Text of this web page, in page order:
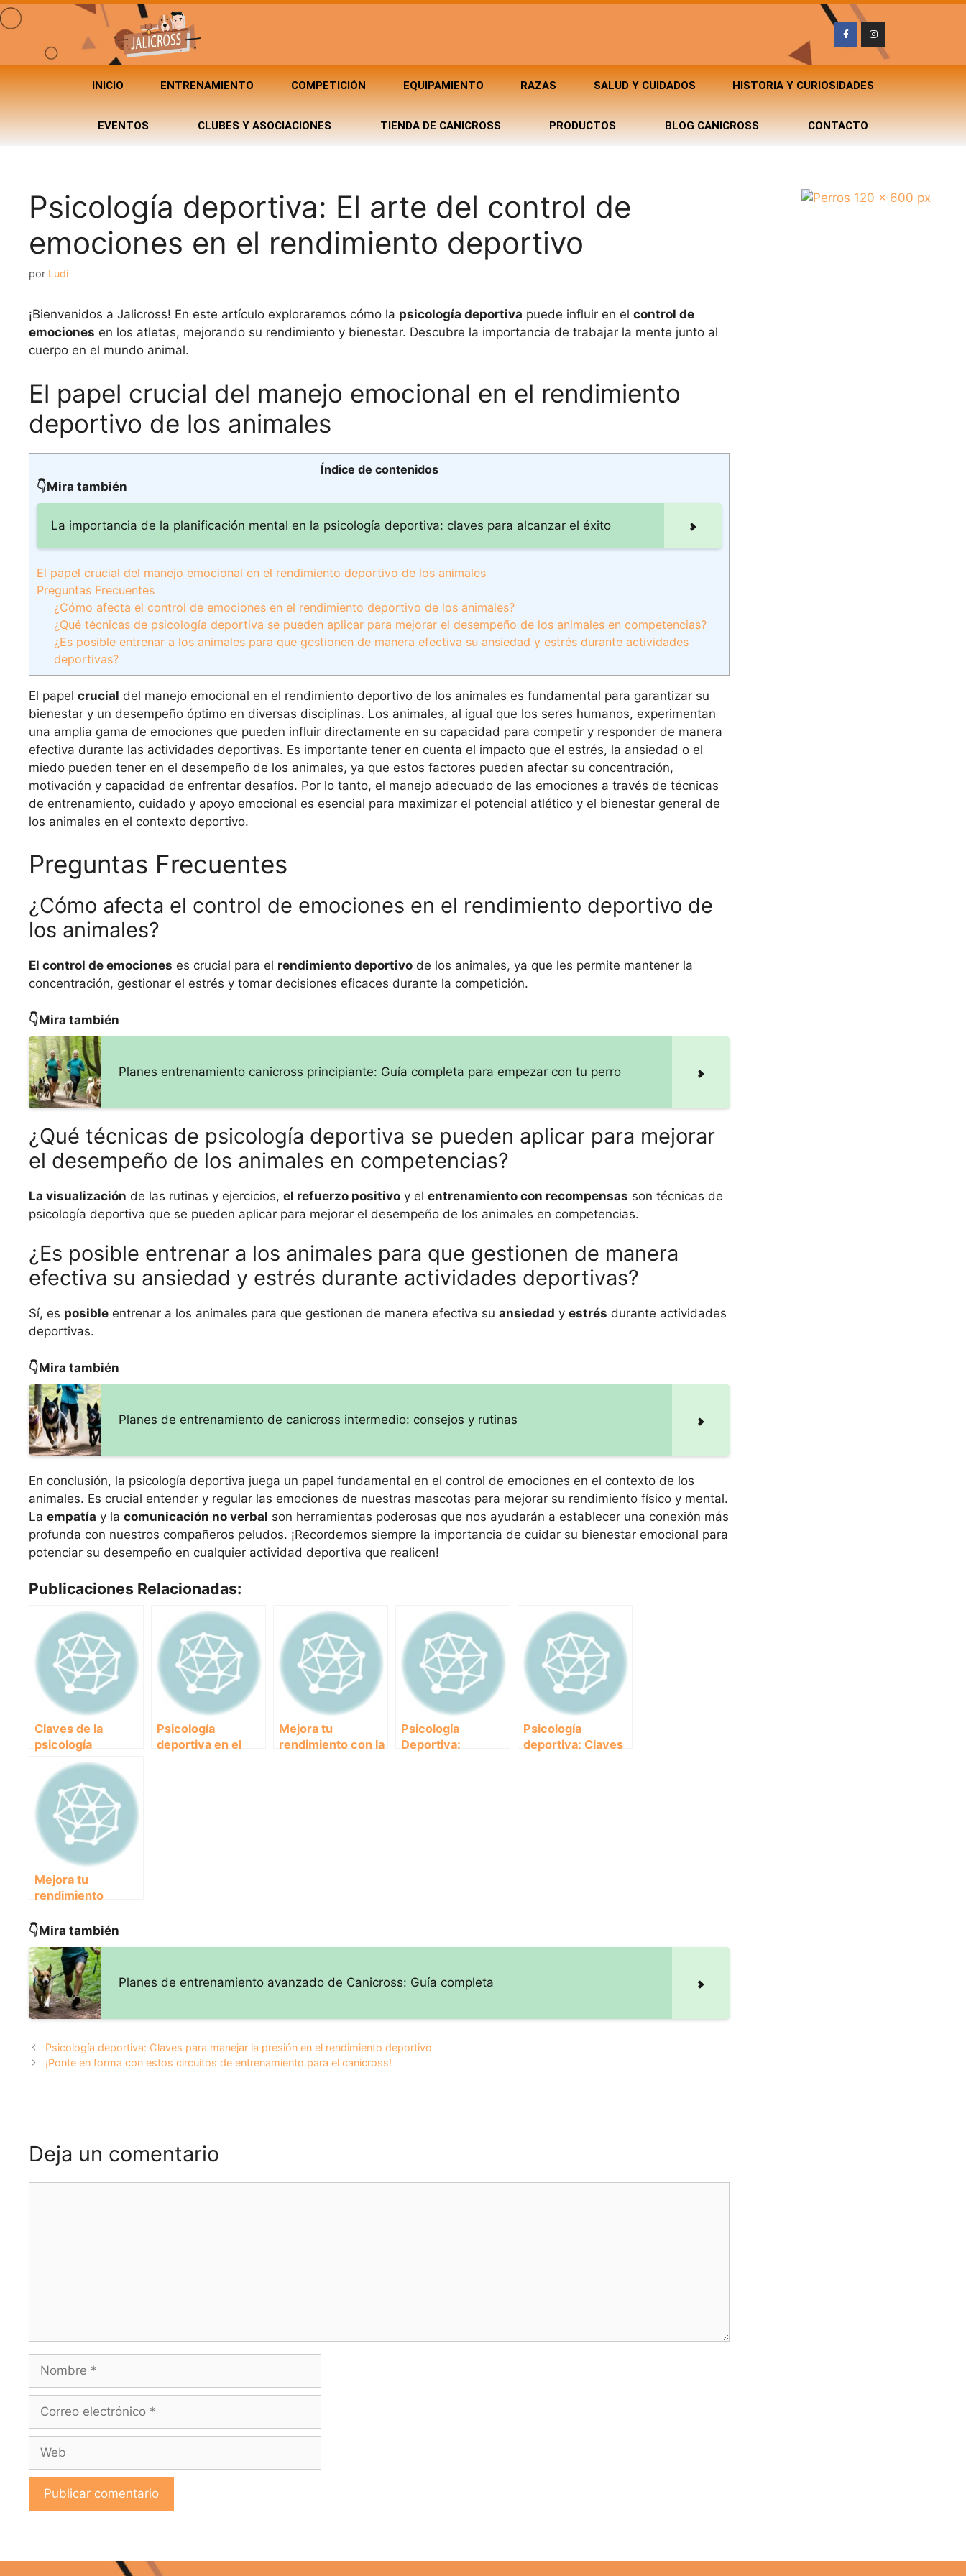
INICIO ENTRENAMIENTO COMPETICIÓN EQUIPAMIENTO RAZAS SALUD Y CUIDADOS HISTORIA Y CURIOSIDADES
EVENTOS CLUBES Y ASOCIACIONES TIENDA DE CANICROSS PRODUCTOS BLOG CANICROSS CONTACTO
Psicología deportiva: El arte del control de
emociones en el rendimiento deportivo
por Ludi
¡Bienvenidos a Jalicross! En este artículo exploraremos cómo la psicología deportiva puede influir en el control de
emociones en los atletas, mejorando su rendimiento y bienestar. Descubre la importancia de trabajar la mente junto al
cuerpo en el mundo animal.
El papel crucial del manejo emocional en el rendimiento
deportivo de los animales
Índice de contenidos
👇Mira también
La importancia de la planificación mental en la psicología deportiva: claves para alcanzar el éxito
El papel crucial del manejo emocional en el rendimiento deportivo de los animales
Preguntas Frecuentes
¿Cómo afecta el control de emociones en el rendimiento deportivo de los animales?
¿Qué técnicas de psicología deportiva se pueden aplicar para mejorar el desempeño de los animales en competencias?
¿Es posible entrenar a los animales para que gestionen de manera efectiva su ansiedad y estrés durante actividades
deportivas?
El papel crucial del manejo emocional en el rendimiento deportivo de los animales es fundamental para garantizar su
bienestar y un desempeño óptimo en diversas disciplinas. Los animales, al igual que los seres humanos, experimentan
una amplia gama de emociones que pueden influir directamente en su capacidad para competir y responder de manera
efectiva durante las actividades deportivas. Es importante tener en cuenta el impacto que el estrés, la ansiedad o el
miedo pueden tener en el desempeño de los animales, ya que estos factores pueden afectar su concentración,
motivación y capacidad de enfrentar desafíos. Por lo tanto, el manejo adecuado de las emociones a través de técnicas
de entrenamiento, cuidado y apoyo emocional es esencial para maximizar el potencial atlético y el bienestar general de
los animales en el contexto deportivo.
Preguntas Frecuentes
¿Cómo afecta el control de emociones en el rendimiento deportivo de
los animales?
El control de emociones es crucial para el rendimiento deportivo de los animales, ya que les permite mantener la
concentración, gestionar el estrés y tomar decisiones eficaces durante la competición.
👇Mira también
Planes entrenamiento canicross principiante: Guía completa para empezar con tu perro
¿Qué técnicas de psicología deportiva se pueden aplicar para mejorar
el desempeño de los animales en competencias?
La visualización de las rutinas y ejercicios, el refuerzo positivo y el entrenamiento con recompensas son técnicas de
psicología deportiva que se pueden aplicar para mejorar el desempeño de los animales en competencias.
¿Es posible entrenar a los animales para que gestionen de manera
efectiva su ansiedad y estrés durante actividades deportivas?
Sí, es posible entrenar a los animales para que gestionen de manera efectiva su ansiedad y estrés durante actividades
deportivas.
👇Mira también
Planes de entrenamiento de canicross intermedio: consejos y rutinas
En conclusión, la psicología deportiva juega un papel fundamental en el control de emociones en el contexto de los
animales. Es crucial entender y regular las emociones de nuestras mascotas para mejorar su rendimiento físico y mental.
La empatía y la comunicación no verbal son herramientas poderosas que nos ayudarán a establecer una conexión más
profunda con nuestros compañeros peludos. ¡Recordemos siempre la importancia de cuidar su bienestar emocional para
potenciar su desempeño en cualquier actividad deportiva que realicen!
Publicaciones Relacionadas:
Claves de la
psicología
deportiva:
Introducción y
conceptos básicos
Psicología
deportiva en el
Mejora tu
rendimiento con la
Psicología
Deportiva:
Psicología
deportiva: Claves
Mejora tu
rendimiento
importancia de la
atención según la
psicología
deportiva
👇Mira también
Planes de entrenamiento avanzado de Canicross: Guía completa
Psicología deportiva: Claves para manejar la presión en el rendimiento deportivo
¡Ponte en forma con estos circuitos de entrenamiento para el canicross!
Deja un comentario